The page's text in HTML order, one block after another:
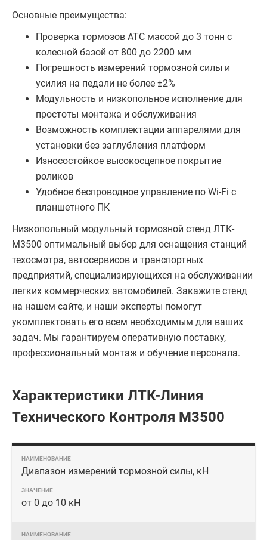
Основные преимущества:
Проверка тормозов АТС массой до 3 тонн с
колесной базой от 800 до 2200 мм
Погрешность измерений тормозной силы и
усилия на педали не более ±2%
Модульность и низкопольное исполнение для
простоты монтажа и обслуживания
Возможность комплектации аппарелями для
установки без заглубления платформ
Износостойкое высокосцепное покрытие
роликов
Удобное беспроводное управление по Wi-Fi с
планшетного ПК
Низкопольный модульный тормозной стенд ЛТК-
М3500 оптимальный выбор для оснащения станций
техосмотра, автосервисов и транспортных
предприятий, специализирующихся на обслуживании
легких коммерческих автомобилей. Закажите стенд
на нашем сайте, и наши эксперты помогут
укомплектовать его всем необходимым для ваших
задач. Мы гарантируем оперативную поставку,
профессиональный монтаж и обучение персонала.
Характеристики ЛТК-Линия
Технического Контроля М3500
Диапазон измерений тормозной силы, кН
от 0 до 10 кН